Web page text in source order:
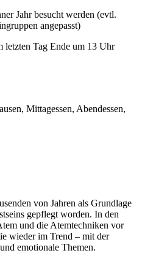
Jahr besucht werden (evtl.
angepasst)
letzten Tag Ende um 13 Uhr
Mittagessen, Abendessen,
von Jahren als Grundlage
gepflegt worden. In den
und die Atemtechniken vor
wieder im Trend – mit der
emotionale Themen.